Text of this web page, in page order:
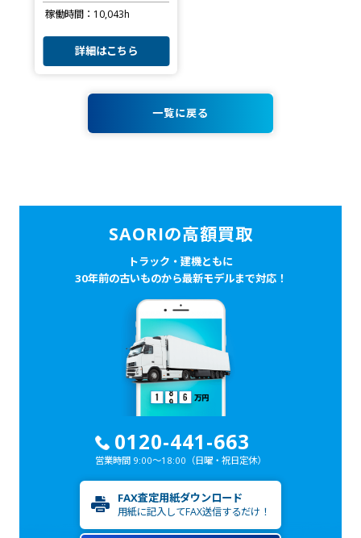
稼働時間
10,043h
詳細はこちら
一覧に戻る
SAORIの高額買取
トラック・建機ともに
30年前の古いものから最新モデルまで対応！
0120-441-663
営業時間 9:00～18:00 （日曜・祝日定休）
FAX査定用紙ダウンロード
用紙に記入してFAX送信するだけ！